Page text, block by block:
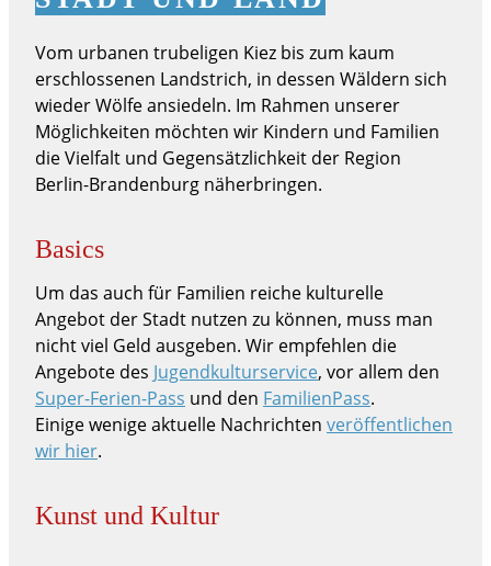
Vom urbanen trubeligen Kiez bis zum kaum
erschlossenen Landstrich, in dessen Wäldern sich
wieder Wölfe ansiedeln. Im Rahmen unserer
Möglichkeiten möchten wir Kindern und Familien
die Vielfalt und Gegensätzlichkeit der Region
Berlin-Brandenburg näherbringen.
Basics
Um das auch für Familien reiche kulturelle
Angebot der Stadt nutzen zu können, muss man
nicht viel Geld ausgeben. Wir empfehlen die
Angebote des Jugendkulturservice, vor allem den
Super-Ferien-Pass und den FamilienPass.
Einige wenige aktuelle Nachrichten veröffentlichen
wir hier.
Kunst und Kultur